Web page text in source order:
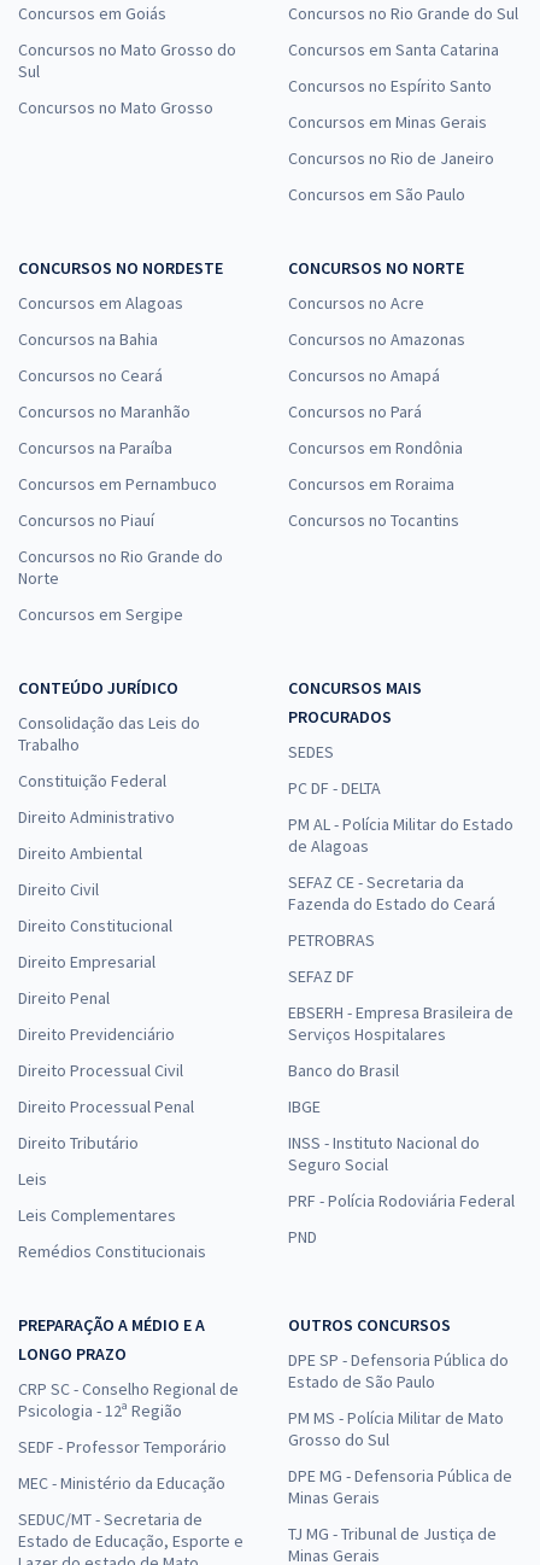
Concursos em Goiás
Concursos no Mato Grosso do
Sul
Concursos no Mato Grosso
Concursos no Rio Grande do Sul
Concursos em Santa Catarina
Concursos no Espírito Santo
Concursos em Minas Gerais
Concursos no Rio de Janeiro
Concursos em São Paulo
CONCURSOS NO NORDESTE
Concursos em Alagoas
Concursos na Bahia
Concursos no Ceará
Concursos no Maranhão
Concursos na Paraíba
Concursos em Pernambuco
Concursos no Piauí
Concursos no Rio Grande do
Norte
Concursos em Sergipe
CONCURSOS NO NORTE
Concursos no Acre
Concursos no Amazonas
Concursos no Amapá
Concursos no Pará
Concursos em Rondônia
Concursos em Roraima
Concursos no Tocantins
CONTEÚDO JURÍDICO
Consolidação das Leis do
Trabalho
Constituição Federal
Direito Administrativo
Direito Ambiental
Direito Civil
Direito Constitucional
Direito Empresarial
Direito Penal
Direito Previdenciário
Direito Processual Civil
Direito Processual Penal
Direito Tributário
Leis
Leis Complementares
Remédios Constitucionais
CONCURSOS MAIS
PROCURADOS
SEDES
PC DF - DELTA
PM AL - Polícia Militar do Estado
de Alagoas
SEFAZ CE - Secretaria da
Fazenda do Estado do Ceará
PETROBRAS
SEFAZ DF
EBSERH - Empresa Brasileira de
Serviços Hospitalares
Banco do Brasil
IBGE
INSS - Instituto Nacional do
Seguro Social
PRF - Polícia Rodoviária Federal
PND
PREPARAÇÃO A MÉDIO E A
LONGO PRAZO
CRP SC - Conselho Regional de
Psicologia - 12ª Região
SEDF - Professor Temporário
MEC - Ministério da Educação
SEDUC/MT - Secretaria de
Estado de Educação, Esporte e
OUTROS CONCURSOS
DPE SP - Defensoria Pública do
Estado de São Paulo
PM MS - Polícia Militar de Mato
Grosso do Sul
DPE MG - Defensoria Pública de
Minas Gerais
TJ MG - Tribunal de Justiça de
Minas Gerais